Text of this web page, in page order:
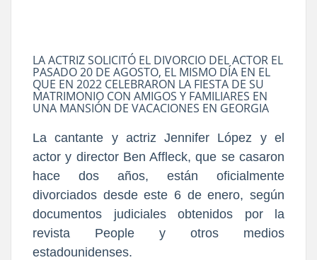
LA ACTRIZ SOLICITÓ EL DIVORCIO DEL ACTOR EL
PASADO 20 DE AGOSTO, EL MISMO DÍA EN EL
QUE EN 2022 CELEBRARON LA FIESTA DE SU
MATRIMONIO CON AMIGOS Y FAMILIARES EN
UNA MANSIÓN DE VACACIONES EN GEORGIA
La cantante y actriz Jennifer López y el
actor y director Ben Affleck, que se casaron
hace dos años, están oficialmente
divorciados desde este 6 de enero, según
documentos judiciales obtenidos por la
revista People y otros medios
estadounidenses.